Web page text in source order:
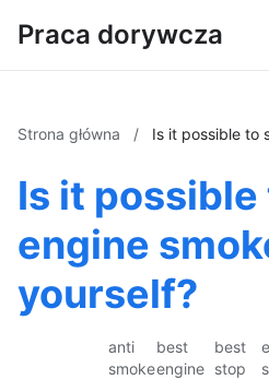
Praca dorywcza
Strona główna / Is it possible to
Is it
engine
yourself?
anti
smoke
best
engine
best
stop